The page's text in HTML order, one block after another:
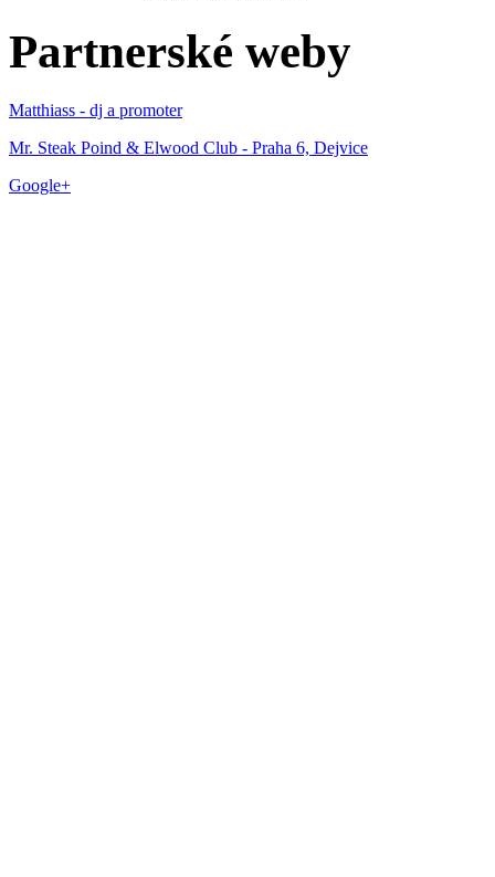
Partnerské weby
Matthiass - dj a promoter
Mr. Steak Poind & Elwood Club - Praha 6, Dejvice
Google+